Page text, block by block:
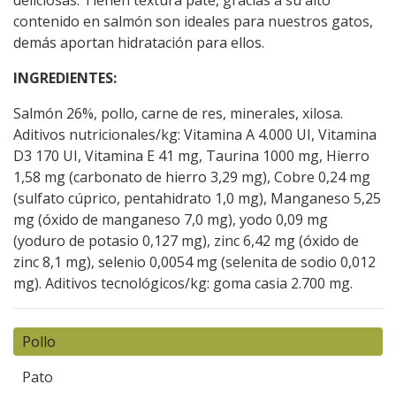
contenido en salmón son ideales para nuestros gatos,
demás aportan hidratación para ellos.
INGREDIENTES:
Salmón 26%, pollo, carne de res, minerales, xilosa.
Aditivos nutricionales/kg: Vitamina A 4.000 UI, Vitamina
D3 170 UI, Vitamina E 41 mg, Taurina 1000 mg, Hierro
1,58 mg (carbonato de hierro 3,29 mg), Cobre 0,24 mg
(sulfato cúprico, pentahidrato 1,0 mg), Manganeso 5,25
mg (óxido de manganeso 7,0 mg), yodo 0,09 mg
(yoduro de potasio 0,127 mg), zinc 6,42 mg (óxido de
zinc 8,1 mg), selenio 0,0054 mg (selenita de sodio 0,012
mg). Aditivos tecnológicos/kg: goma casia 2.700 mg.
Pollo
Pato